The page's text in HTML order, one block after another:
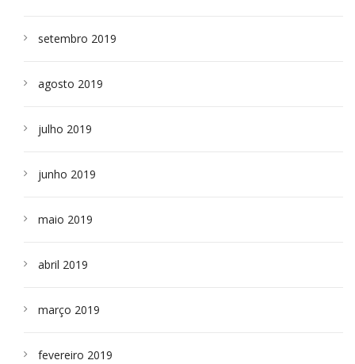
setembro 2019
agosto 2019
julho 2019
junho 2019
maio 2019
abril 2019
março 2019
fevereiro 2019